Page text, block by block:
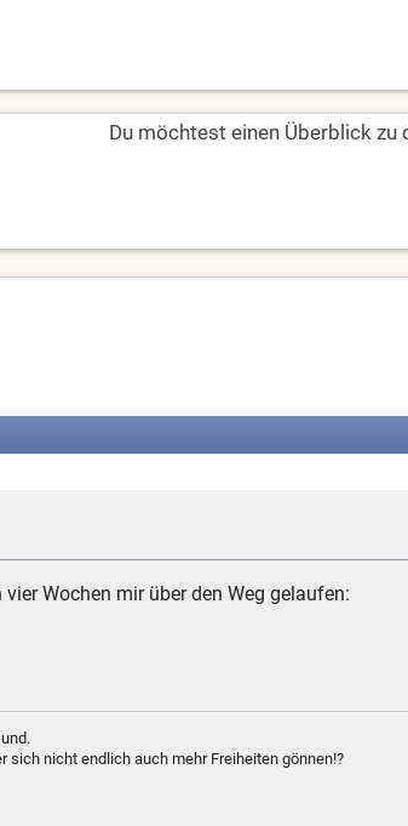
Du möchtest einen Überblick zu
Wochen mir über den Weg gelaufen:
nicht endlich auch mehr Freiheiten gönnen!?